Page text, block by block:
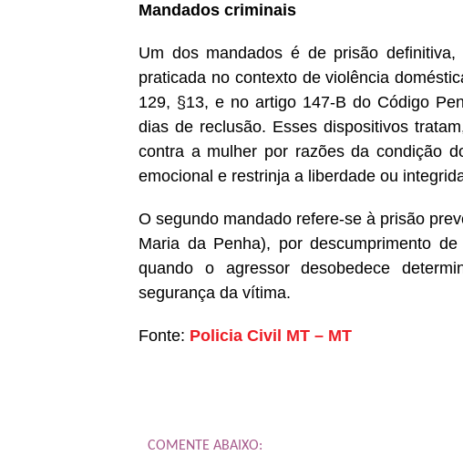
Mandados criminais
Um dos mandados é de prisão
praticada no contexto de violência
129, §13, e no artigo 147-B do Código
dias de reclusão. Esses dispositivos
contra a mulher por razões da condição
emocional e restrinja a liberdade ou
O segundo mandado refere-se à prisão
Maria da Penha), por descumprimento
quando o agressor desobedece
segurança da vítima.
Fonte: Policia Civil MT – MT
COMENTE ABAIXO: